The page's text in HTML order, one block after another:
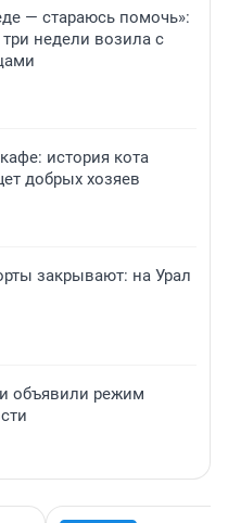
— стараюсь помочь»:
недели возила с
история кота
добрых хозяев
закрывают: на Урал
объявили режим